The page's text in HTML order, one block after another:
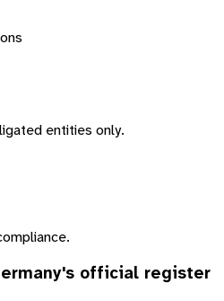
entities only.
's official register